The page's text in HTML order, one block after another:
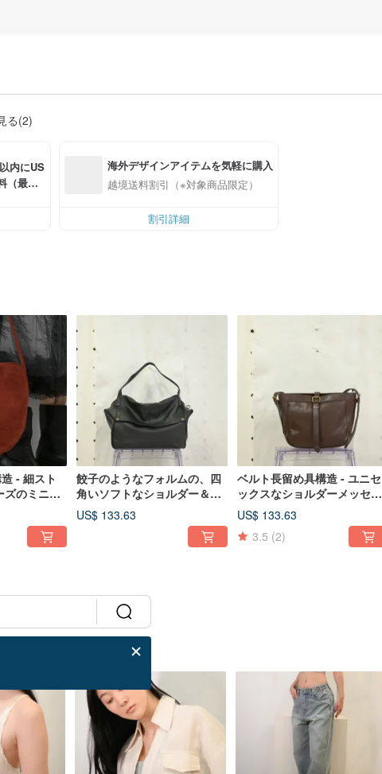
る(2)
内にUS
最大U
海外デザインアイテムを気軽に購入
越境送料割引（※対象商品限定）
割引詳細
- 細スト
ズのミニバ
餃子のようなフォルムの、四
角いソフトなショルダー＆ク
ロスボディバッグ - 黒
US$ 133.63
ベルト長留め具構造 - ユニセ
ックスなショルダーメッセン
ジャーバッグ - 茶色
US$ 133.63
3.5 (2)